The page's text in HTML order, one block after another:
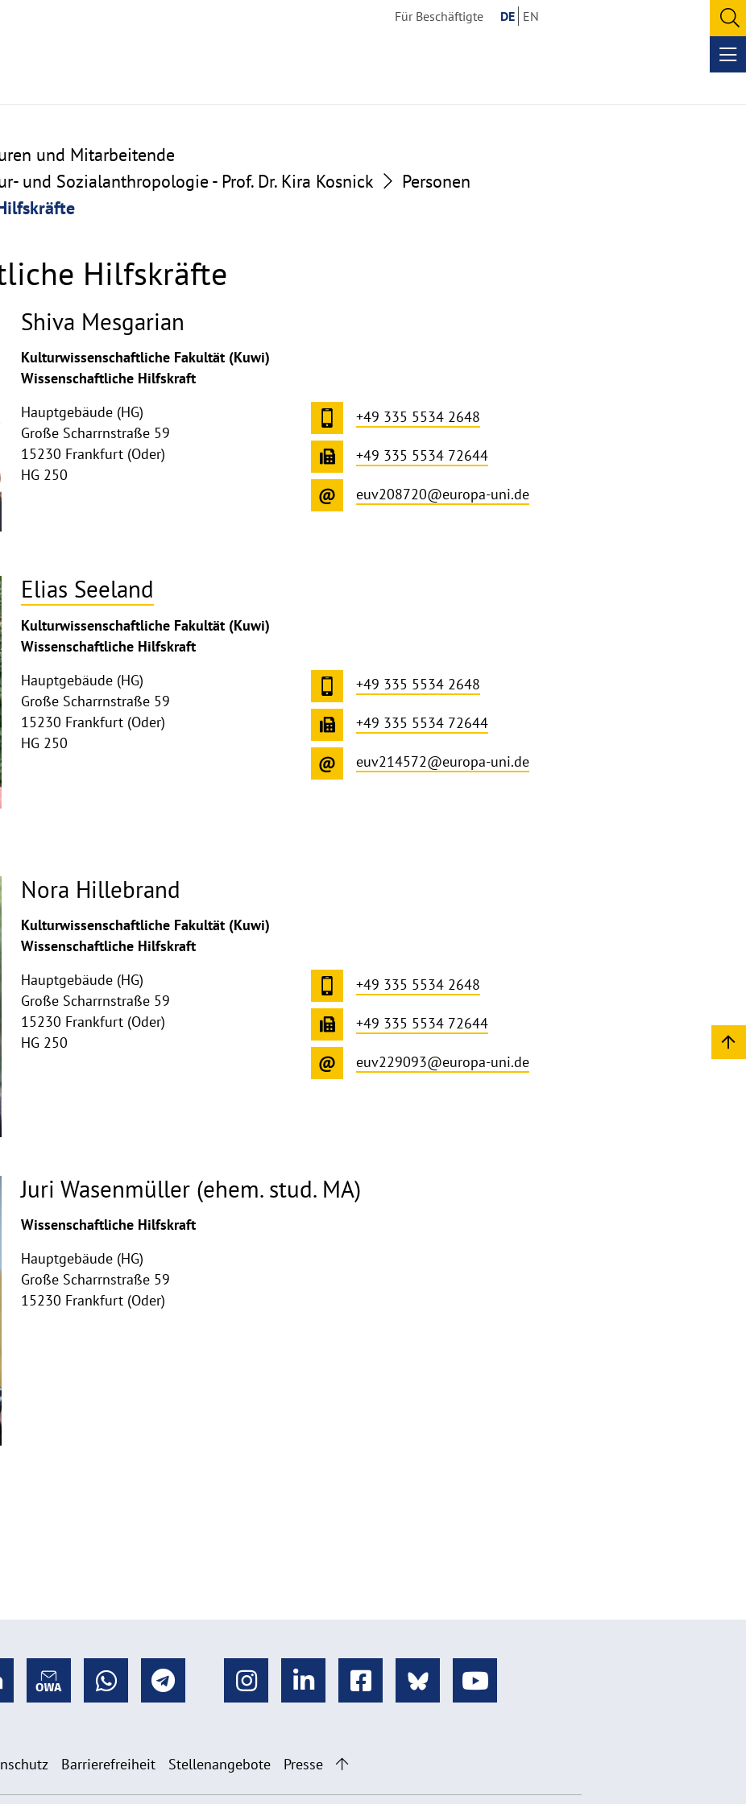
Für Beschäftigte DE EN
und Mitarbeitende
und Sozialanthropologie - Prof. Dr. Kira Kosnick
Personen
Hilfskräfte
Shiva Mesgarian
Kulturwissenschaftliche Fakultät (Kuwi)
Wissenschaftliche Hilfskraft
Hauptgebäude (HG)
Große Scharrnstraße 59
15230 Frankfurt (Oder)
HG 250
+49 335 5534 2648
+49 335 5534 72644
euv208720@europa-uni.de
Elias Seeland
Kulturwissenschaftliche Fakultät (Kuwi)
Wissenschaftliche Hilfskraft
Hauptgebäude (HG)
Große Scharrnstraße 59
15230 Frankfurt (Oder)
HG 250
+49 335 5534 2648
+49 335 5534 72644
euv214572@europa-uni.de
Nora Hillebrand
Kulturwissenschaftliche Fakultät (Kuwi)
Wissenschaftliche Hilfskraft
Hauptgebäude (HG)
Große Scharrnstraße 59
15230 Frankfurt (Oder)
HG 250
+49 335 5534 2648
+49 335 5534 72644
euv229093@europa-uni.de
Juri Wasenmüller (ehem. stud. MA)
Wissenschaftliche Hilfskraft
Hauptgebäude (HG)
Große Scharrnstraße 59
15230 Frankfurt (Oder)
Barrierefreiheit Stellenangebote Presse